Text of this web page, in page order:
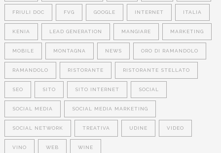
FRIULI DOC FVG GOOGLE INTERNET ITALIA
KENIA LEAD GENERATION MANGIARE MARKETING
MOBILE MONTAGNA NEWS ORO DI RAMANDOLO
RAMANDOLO RISTORANTE RISTORANTE STELLATO
SEO SITO SITO INTERNET SOCIAL
SOCIAL MEDIA SOCIAL MEDIA MARKETING
SOCIAL NETWORK TREATIVA UDINE VIDEO
VINO WEB WINE